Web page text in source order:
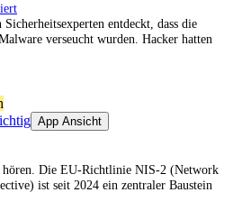
entdeckt, dass die
verseucht wurden. Hacker hatten
App Ansicht
hören. Die EU-Richtlinie NIS-2 (Network
ist seit 2024 ein zentraler Baustein